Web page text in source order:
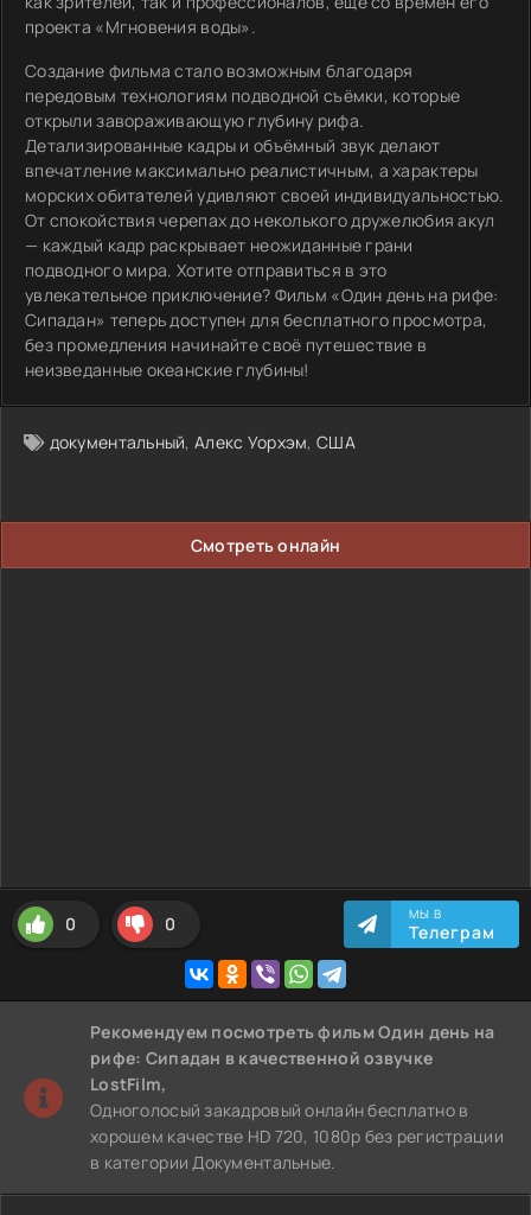
проекта «Мгновения воды».
Создание фильма стало возможным благодаря
передовым технологиям подводной съёмки, которые
открыли завораживающую глубину рифа.
Детализированные кадры и объёмный звук делают
впечатление максимально реалистичным, а характеры
морских обитателей удивляют своей индивидуальностью.
От спокойствия черепах до неколького дружелюбия акул
— каждый кадр раскрывает неожиданные грани
подводного мира. Хотите отправиться в это
увлекательное приключение? Фильм «Один день на рифе:
Сипадан» теперь доступен для бесплатного просмотра,
без промедления начинайте своё путешествие в
неизведанные океанские глубины!
документальный,Алекс Уорхэм, США
Смотреть онлайн
0 0 МЫ В
Телеграм
Рекомендуем посмотреть фильм Один день на
рифе: Сипадан в качественной озвучке
LostFilm,
Одноголосый закадровый онлайн бесплатно в
хорошем качестве HD 720, 1080p без регистрации
в категории Документальные.